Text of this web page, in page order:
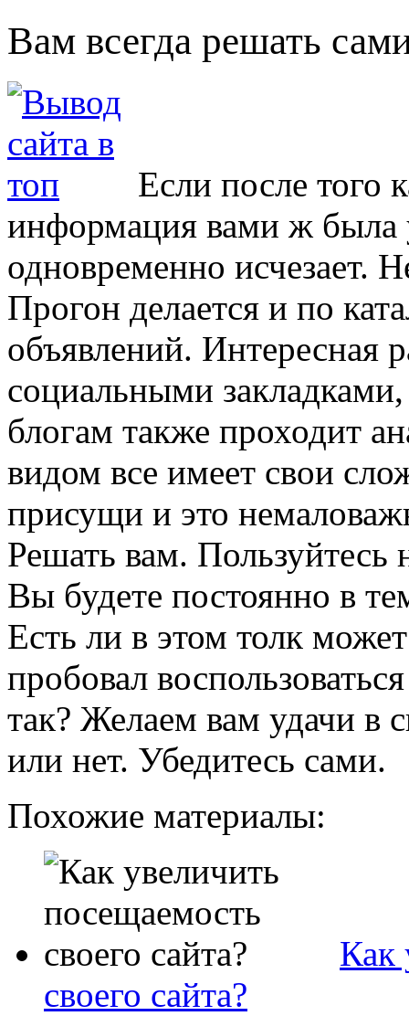
Вам всегда решать
Если после того
информация вами ж была
одновременно исчезает.
Прогон делается и по
объявлений. Интересная
социальными
блогам также проходит
видом все имеет свои
присущи и это
Решать вам.
Вы будете постоянно в
Есть ли в этом толк
пробовал
так? Желаем вам удачи в
или нет. Убедитесь сами.
Похожие материалы:
Как
своего сайта?